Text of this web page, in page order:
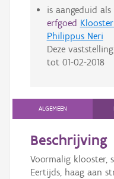
is aangeduid als
erfgoed
Philippus Neri
Deze vaststelling
tot 01-02-2018
ALGEMEEN
Beschrijving
Voormalig klooster,
Eertijds, haag aan